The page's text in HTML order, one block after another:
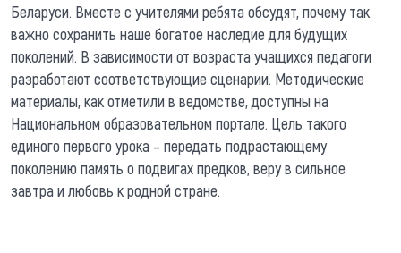
Беларуси. Вместе с учителями ребята обсудят, почему так
важно сохранить наше богатое наследие для будущих
поколений. В зависимости от возраста учащихся педагоги
разработают соответствующие сценарии. Методические
материалы, как отметили в ведомстве, доступны на
Национальном образовательном портале. Цель такого
единого первого урока – передать подрастающему
поколению память о подвигах предков, веру в сильное
завтра и любовь к родной стране.